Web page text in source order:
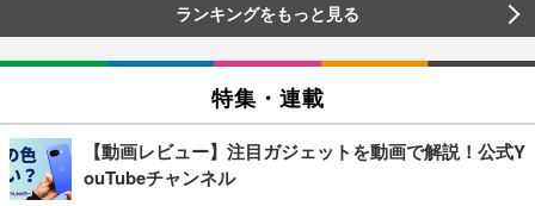
ランキングをもっと見る
特集・連載
【動画レビュー】注目ガジェットを動画で解説！公式Y
ouTubeチャンネル